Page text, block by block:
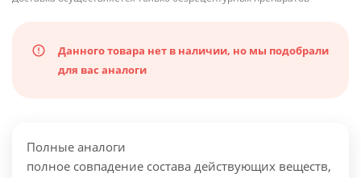
Данного товара нет в наличии, но мы подобрали
для вас аналоги
Полные аналоги
полное совпадение состава действующих веществ,